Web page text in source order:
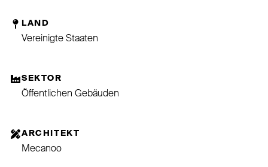
LAND
Vereinigte Staaten
SEKTOR
Öffentlichen Gebäuden
ARCHITEKT
Mecanoo